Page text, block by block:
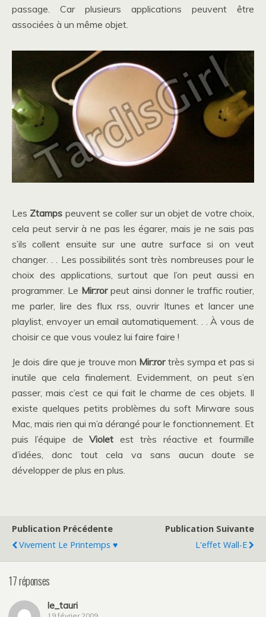
passage. Car plusieurs applications peuvent être
associées à un même objet.
Les Ztamps peuvent se coller sur un objet de votre choix,
cela peut servir à ne pas les égarer, mais je ne sais pas
s’ils collent ensuite sur une autre surface si on veut
changer. . . Les possibilités sont très nombreuses pour le
choix des applications, surtout que l’on peut aussi en
programmer. Le Mir:ror peut ainsi donner le traffic routier,
me parler, lire des flux rss, ouvrir Itunes et lancer une
playlist, envoyer un email automatiquement. . . À vous de
choisir ce que vous voulez lui faire faire !
Je dois dire que je trouve mon Mir:ror très sympa et pas si
inutile que cela finalement. Evidemment, on peut s’en
passer, mais c’est ce qui fait le charme de ces objets. Il
existe quelques petits problèmes du soft Mirware sous
Mac, mais rien qui m’a dérangé pour le fonctionnement. Et
puis l’équipe deViolet est très réactive et fourmille
d’idées, donc tout cela va sans aucun doute se
développer de plus en plus.
Publication Précédente
Vivement Le Printemps ♥
Publication Suivante
L'effet Wall-E
17 réponses
le_tauri